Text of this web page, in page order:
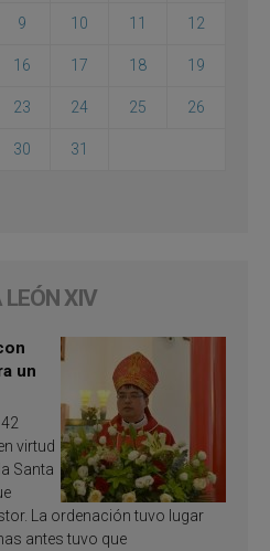
9 10 11 12
16 17 18 19
23 24 25 26
30 31
LEÓN XIV
un
virtud
Santa
La ordenación tuvo lugar
antes tuvo que